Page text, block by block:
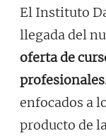
El Instituto
llegada del
ofertade
profesionales
enfocados a
producto de